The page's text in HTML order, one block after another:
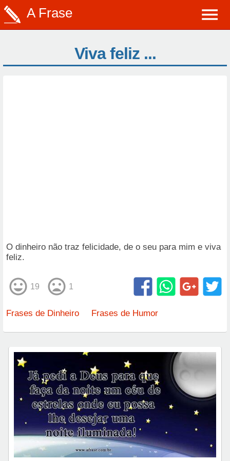
A Frase
Viva feliz ...
O dinheiro não traz felicidade, de o seu para mim e viva
feliz.
19 1
Frases de Dinheiro Frases de Humor